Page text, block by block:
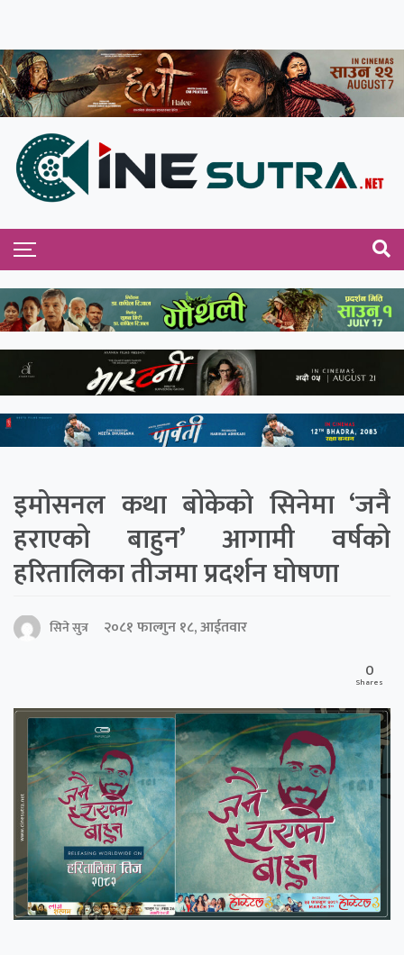
इमोसनल कथा बोकेको सिनेमा ‘जनै
हराएको बाहुन’ आगामी वर्षको
हरितालिका तीजमा प्रदर्शन घोषणा
सिने सुत्र
२०८१ फाल्गुन १८, आईतवार
0
Shares